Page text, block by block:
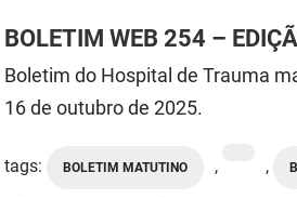
BOLETIM WEB 254 –
Boletim do Hospital de Trauma
16 de outubro de 2025.
tags: BOLETIM MATUTINO , ,